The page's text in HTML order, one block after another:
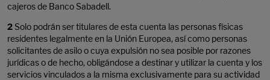
cajeros de Banco Sabadell.
2 Solo podrán ser titulares de esta cuenta las personas físicas
residentes legalmente en la Unión Europea, así como personas
solicitantes de asilo o cuya expulsión no sea posible por razones
jurídicas o de hecho, obligándose a destinar y utilizar la cuenta y los
servicios vinculados a la misma exclusivamente para su actividad